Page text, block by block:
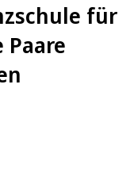
für